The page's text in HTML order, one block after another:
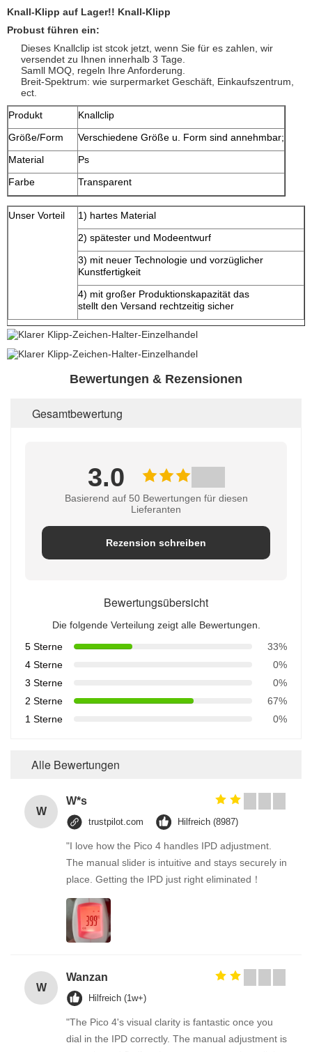
Knall-Klipp auf Lager!! Knall-Klipp
Probust führen ein:
Dieses Knallclip ist stcok jetzt, wenn Sie für es zahlen, wir
versendet zu Ihnen innerhalb 3 Tage.
Samll MOQ, regeln Ihre Anforderung.
Breit-Spektrum: wie surpermarket Geschäft, Einkaufszentrum,
ect.
Produkt
Knallclip
Größe/Form
Verschiedene Größe u. Form sind annehmbar;
Material
Ps
Farbe
Transparent
Unser Vorteil
1) hartes Material
2) spätester und Modeentwurf
3) mit neuer Technologie und vorzüglicher
Kunstfertigkeit
4) mit großer Produktionskapazität das
stellt den Versand rechtzeitig sicher
Bewertungen & Rezensionen
Gesamtbewertung
3.0
Basierend auf 50 Bewertungen für diesen
Lieferanten
Rezension schreiben
Bewertungsübersicht
Die folgende Verteilung zeigt alle Bewertungen.
5 Sterne
33%
4 Sterne
0%
3 Sterne
0%
2 Sterne
67%
1 Sterne
0%
Alle Bewertungen
W
W*s
trustpilot.com Hilfreich (8987)
"I love how the Pico 4 handles IPD adjustment.
The manual slider is intuitive and stays securely in
place. Getting the IPD just right eliminated！
W
Wanzan
Hilfreich (1w+)
"The Pico 4's visual clarity is fantastic once you
dial in the IPD correctly. The manual adjustment is